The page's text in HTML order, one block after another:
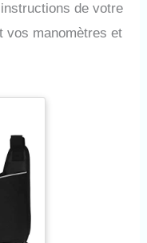
de votre
vos manomètres et